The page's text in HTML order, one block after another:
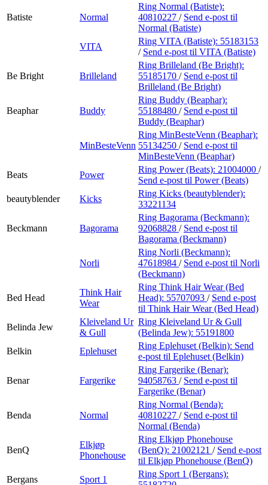
Batiste Normal
Ring Normal (Batiste):
40810227 / Send e-post til
Normal (Batiste)
VITA
Ring VITA (Batiste): 55183153
/ Send e-post til VITA (Batiste)
Be Bright Brilleland
Ring Brilleland (Be Bright):
55185170 / Send e-post til
Brilleland (Be Bright)
Beaphar Buddy
Ring Buddy (Beaphar):
55188480 / Send e-post til
Buddy (Beaphar)
MinBesteVenn
Ring MinBesteVenn (Beaphar):
55134250 / Send e-post til
MinBesteVenn (Beaphar)
Beats
Power
Ring Power (Beats): 21004000 /
Send e-post til Power (Beats)
beautyblender
Kicks
Ring Kicks (beautyblender):
33221134
Beckmann Bagorama
Ring Bagorama (Beckmann):
92068828 / Send e-post til
Bagorama (Beckmann)
Norli
Ring Norli (Beckmann):
47618984 / Send e-post til Norli
(Beckmann)
Bed Head
Think Hair
Wear
Ring Think Hair Wear (Bed
Head): 55707093 / Send e-post
til Think Hair Wear (Bed Head)
Belinda Jew
Kleiveland Ur
& Gull
Ring Kleiveland Ur & Gull
(Belinda Jew): 55191800
Belkin
Eplehuset
Ring Eplehuset (Belkin): Send
e-post til Eplehuset (Belkin)
Benar Fargerike
Ring Fargerike (Benar):
94058763 / Send e-post til
Fargerike (Benar)
Benda Normal
Ring Normal (Benda):
40810227 / Send e-post til
Normal (Benda)
BenQ
Elkjøp
Phonehouse
Ring Elkjøp Phonehouse
(BenQ): 21002121 / Send e-post
til Elkjøp Phonehouse (BenQ)
Bergans
Sport 1
Ring Sport 1 (Bergans):